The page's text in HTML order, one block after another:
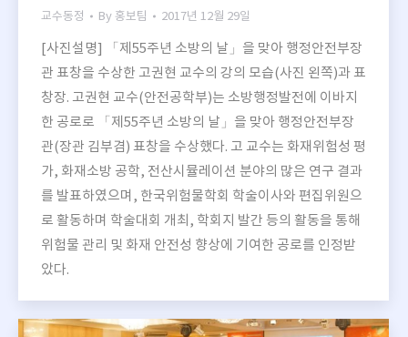
교수동정 By 홍보팀 2017년 12월 29일
[사진설명] 「제55주년 소방의 날」을 맞아 행정안전부장
관 표창을 수상한 고권현 교수의 강의 모습(사진 왼쪽)과 표
창장. 고권현 교수(안전공학부)는 소방행정발전에 이바지
한 공로로 「제55주년 소방의 날」을 맞아 행정안전부장
관(장관 김부겸) 표창을 수상했다. 고 교수는 화재위험성 평
가, 화재소방 공학, 전산시뮬레이션 분야의 많은 연구 결과
를 발표하였으며, 한국위험물학회 학술이사와 편집위원으
로 활동하며 학술대회 개최, 학회지 발간 등의 활동을 통해
위험물 관리 및 화재 안전성 향상에 기여한 공로를 인정받
았다.